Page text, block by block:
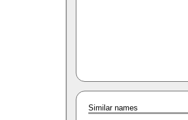
Similar names